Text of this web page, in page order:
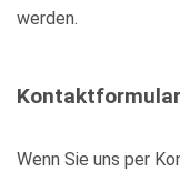
werden.
Kontaktformular
Wenn Sie uns per